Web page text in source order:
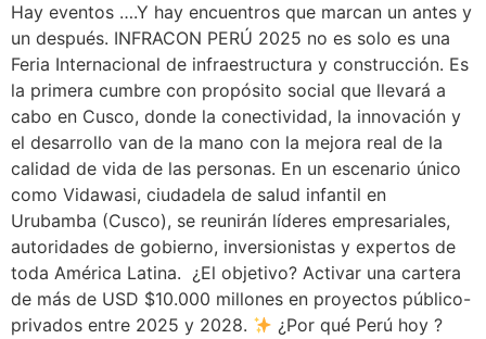
Hay eventos ….Y hay encuentros que marcan un antes y
un después. INFRACON PERÚ 2025 no es solo es una
Feria Internacional de infraestructura y construcción. Es
la primera cumbre con propósito social que llevará a
cabo en Cusco, donde la conectividad, la innovación y
el desarrollo van de la mano con la mejora real de la
calidad de vida de las personas. En un escenario único
como Vidawasi, ciudadela de salud infantil en
Urubamba (Cusco), se reunirán líderes empresariales,
autoridades de gobierno, inversionistas y expertos de
toda América Latina. ¿El objetivo? Activar una cartera
de más de USD $10.000 millones en proyectos público-
privados entre 2025 y 2028.
¿Por qué Perú hoy ?